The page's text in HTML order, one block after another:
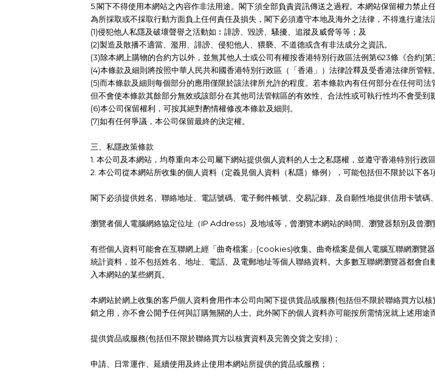
5.閣下不得使用本網站之內容作非法用途。閣下須全部負責資訊傳送之過程。本網站保留權力禁
為所採取或不採取行動方面負上任何責任及損失，閣下必須遵守本地及海外之法律，不得進行違法
(1)侵犯他人私隱及破壞聲譽之活動如︰誹謗、毀謗、騷擾、追蹤及威脅等等；及
(2)製造及散播不適當、濫用、誹謗、侵犯他人、猥褻、不道德或含有非法成分之資訊。
(3)除本網上購物的合約方以外，並無其他人士或公司有權按香港特別行政區法例第623條《合約(第
(4)本條款及細則將按照中華人民共和國香港特別行政區（「香港」）法律詮釋及受香港法律所管轄
(5)而本條款及細則每個部分的應用僅限於該法律所允許的程度。若本條款內有任何部分在任何司
但不會使本條款其餘部分無效或該部分在其他司法管轄區的有效性、合法性或可執行性均不會受到
(6)本公司保留權利，可按其絕對酌情權修改本條款及細則。
(7)如有任何爭議，本公司保留最終的決定權。
三、私隱政策條款
1. 本公司及本網站，均尊重向本公司屬下網站提供個人資料的人士之私隱權，並遵守香港特別行政
2. 本公司從本網站所收集的個人資料（定義見個人資料（私隱）條例），可能包括但不限於以下各
閣下必須提供姓名、聯絡地址、電話號碼、電子郵件帳號、交易記錄、及自願性地提供信用卡號
瀏覽者個人電腦網絡協定位址（IP Address）及地域等，曾瀏覽本網站的時間、瀏覽器類別及曾瀏
有些個人資料可能會在互聯網上經「曲奇檔案」(cookies)收集。曲奇檔案是個人電腦互聯網瀏
統計資料，並不包括姓名、地址、電話、及電郵地址等個人聯絡資料。大多數互聯網瀏覽器都會
入本網站的某些網頁。
本網站於網上收集的客戶個人資料會用作本公司向閣下提供貨品或服務(包括但不限於聯絡買方以
銷之用，亦不會公開予任何與訂購無關的人士。此外閣下的個人資料亦可能按所需情況就上述用途
提供貨品或服務(包括但不限於聯絡買方以核實資料及完善交貨之安排)；
申請、日常運作、延續使用及終止使用本網站所提供的貨品或服務；